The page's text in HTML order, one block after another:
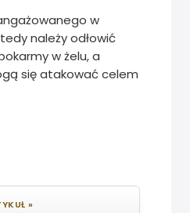
w
należy odłowić
w żelu, a
się atakować celem
»